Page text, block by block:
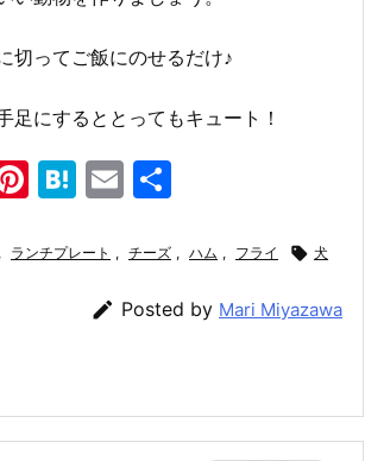
切ってご飯にのせるだけ♪
足にするととってもキュート！
Pi
er
H
e
a
E
ai
l
ランチプレート , チーズ , ハム , フライ  犬
 Posted by Mari Miyazawa